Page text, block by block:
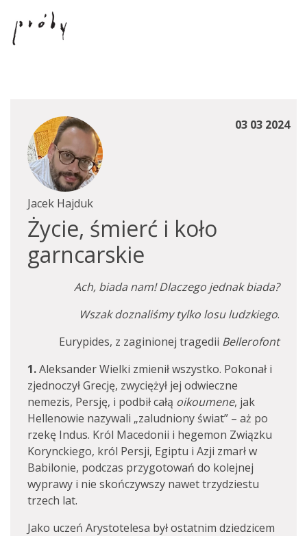
03 03 2024
Jacek Hajduk
Życie, śmierć i koło
garncarskie
Ach, biada nam! Dlaczego jednak biada?
Wszak doznaliśmy tylko losu ludzkiego.
Eurypides, z zaginionej tragedii Bellerofont
1.Aleksander Wielki zmienił wszystko. Pokonał i
zjednoczył Grecję, zwyciężył jej odwieczne
nemezis, Persję, i podbił całą oikoumene, jak
Hellenowie nazywali „zaludniony świat” – aż po
rzekę Indus. Król Macedonii i hegemon Związku
Korynckiego, król Persji, Egiptu i Azji zmarł w
Babilonie, podczas przygotowań do kolejnej
wyprawy i nie skończywszy nawet trzydziestu
trzech lat.
Jako uczeń Arystotelesa był ostatnim dziedzicem